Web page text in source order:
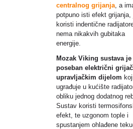
centralnog grijanja, a
potpuno isti efekt grijanja,
koristi indentične
nema nikakvih gubitaka
energije.
Mozak Viking sustava je
poseban električni
upravljačkim dijelom
ugrađuje u kućište
obliku jednog dodatnog
Sustav koristi
efekt, te uzgonom tople i
spustanjem ohlađene